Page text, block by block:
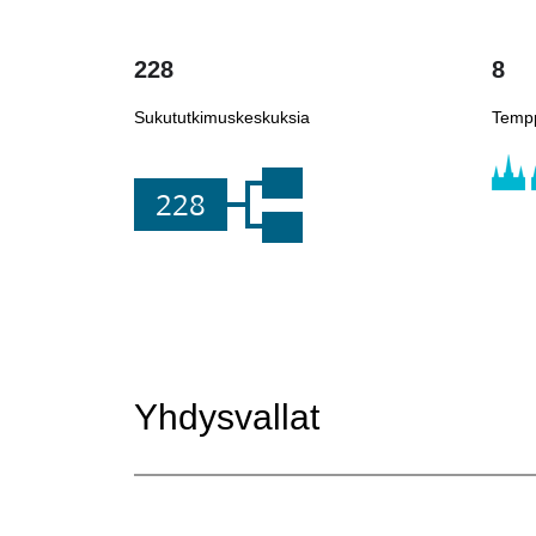
228
Sukututkimuskeskuksia
228
8
Yhdysvallat